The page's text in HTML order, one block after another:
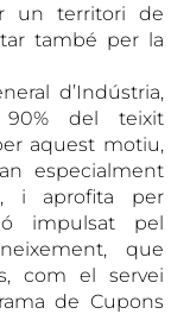
un territori de
també per la
d’Indústria,
del teixit
aquest motiu,
especialment
i aprofita per
impulsat pel
que
com el servei
de Cupons